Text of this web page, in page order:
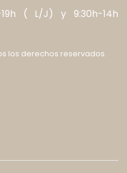
19h ( L/J) y 9:30h-14h
los derechos reservados.